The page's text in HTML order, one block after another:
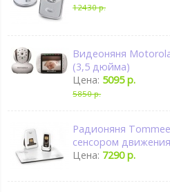
12430 р.
Видеоняня
(3,5 дюйма)
Цена: 5095 р.
5850 р.
Радионяня
сенсором движения
Цена: 7290 р.